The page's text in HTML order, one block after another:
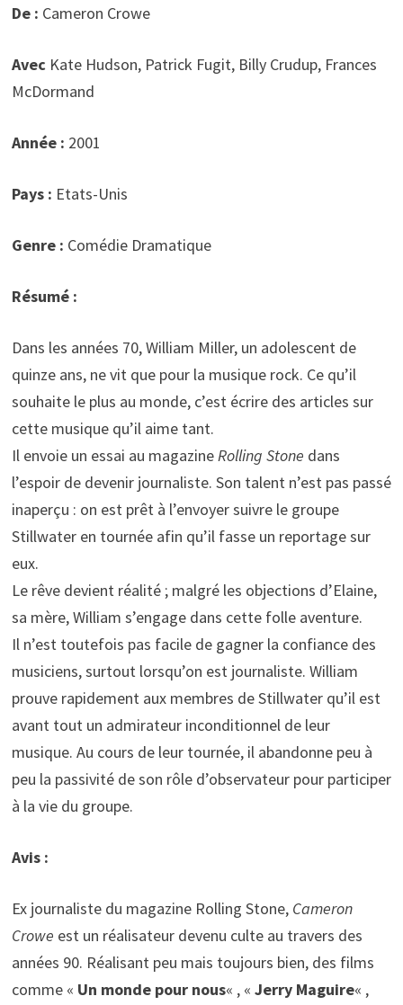
De : Cameron Crowe
Avec Kate Hudson, Patrick Fugit, Billy Crudup, Frances
McDormand
Année : 2001
Pays : Etats-Unis
Genre : Comédie Dramatique
Résumé :
Dans les années 70, William Miller, un adolescent de
quinze ans, ne vit que pour la musique rock. Ce qu’il
souhaite le plus au monde, c’est écrire des articles sur
cette musique qu’il aime tant.
Il envoie un essai au magazineRolling Stone dans
l’espoir de devenir journaliste. Son talent n’est pas passé
inaperçu : on est prêt à l’envoyer suivre le groupe
Stillwater en tournée afin qu’il fasse un reportage sur
eux.
Le rêve devient réalité ; malgré les objections d’Elaine,
sa mère, William s’engage dans cette folle aventure.
Il n’est toutefois pas facile de gagner la confiance des
musiciens, surtout lorsqu’on est journaliste. William
prouve rapidement aux membres de Stillwater qu’il est
avant tout un admirateur inconditionnel de leur
musique. Au cours de leur tournée, il abandonne peu à
peu la passivité de son rôle d’observateur pour participer
à la vie du groupe.
Avis :
Ex journaliste du magazine Rolling Stone, Cameron
Crowe est un réalisateur devenu culte au travers des
années 90. Réalisant peu mais toujours bien, des films
comme « Un monde pour nous« , « Jerry Maguire« ,